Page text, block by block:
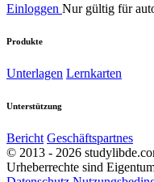
Einloggen Nur gültig für
Produkte
Unterlagen Lernkarten
Unterstützung
Bericht Geschäftspartnes
© 2013 - 2026
Urheberrechte sind